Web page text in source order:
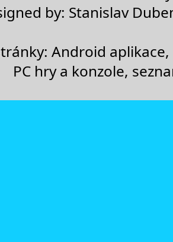
by: Stanislav
Android aplikace,
PC hry a konzole,